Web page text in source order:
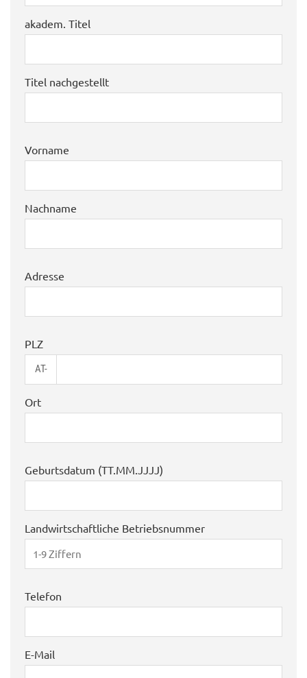
akadem. Titel
Titel nachgestellt
Vorname
Nachname
Adresse
PLZ
AT-
Ort
Geburtsdatum (TT.MM.JJJJ)
Landwirtschaftliche Betriebsnummer
Telefon
E-Mail